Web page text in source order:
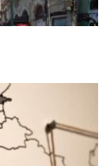
מ
ט
ו
א